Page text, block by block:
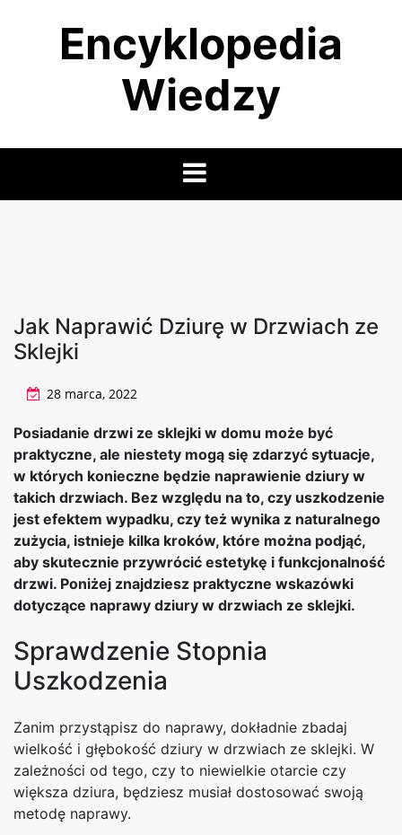
Encyklopedia
Wiedzy
Jak Naprawić Dziurę w Drzwiach ze
Sklejki
28 marca, 2022
Posiadanie drzwi ze sklejki w domu może być
praktyczne, ale niestety mogą się zdarzyć sytuacje,
w których konieczne będzie naprawienie dziury w
takich drzwiach. Bez względu na to, czy uszkodzenie
jest efektem wypadku, czy też wynika z naturalnego
zużycia, istnieje kilka kroków, które można podjąć,
aby skutecznie przywrócić estetykę i funkcjonalność
drzwi. Poniżej znajdziesz praktyczne wskazówki
dotyczące naprawy dziury w drzwiach ze sklejki.
Sprawdzenie Stopnia
Uszkodzenia
Zanim przystąpisz do naprawy, dokładnie zbadaj
wielkość i głębokość dziury w drzwiach ze sklejki. W
zależności od tego, czy to niewielkie otarcie czy
większa dziura, będziesz musiał dostosować swoją
metodę naprawy.